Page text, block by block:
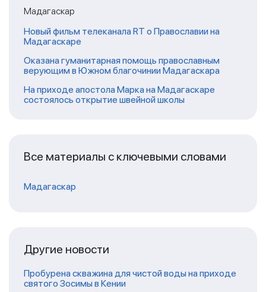
Мадагаскар
Новый фильм телеканала RT о Православии на
Мадагаскаре
Оказана гуманитарная помощь православным
верующим в Южном благочинии Мадагаскара
На приходе апостола Марка на Мадагаскаре
состоялось открытие швейной школы
Все материалы с ключевыми словами
Мадагаскар
Другие новости
Пробурена скважина для чистой воды на приходе
святого Зосимы в Кении